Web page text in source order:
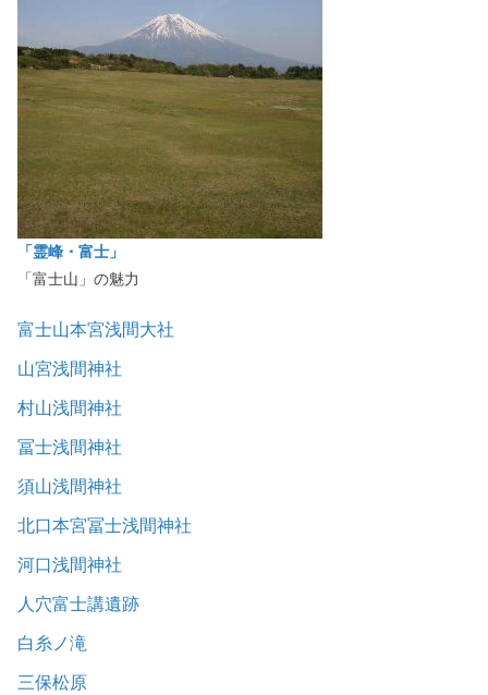
「霊峰・富士」
「富士山」の魅力
富士山本宮浅間大社
山宮浅間神社
村山浅間神社
冨士浅間神社
須山浅間神社
北口本宮冨士浅間神社
河口浅間神社
人穴富士講遺跡
白糸ノ滝
三保松原